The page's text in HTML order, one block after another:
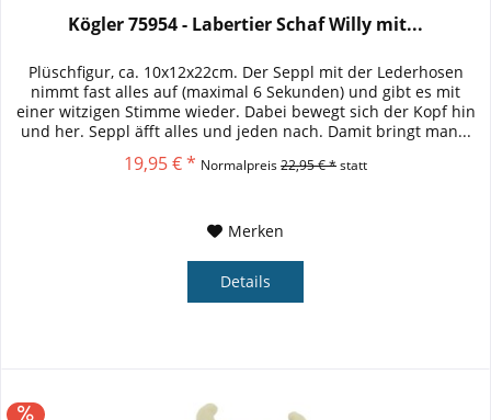
Kögler 75954 - Labertier Schaf Willy mit...
Plüschfigur, ca. 10x12x22cm. Der Seppl mit der Lederhosen
nimmt fast alles auf (maximal 6 Sekunden) und gibt es mit
einer witzigen Stimme wieder. Dabei bewegt sich der Kopf hin
und her. Seppl äfft alles und jeden nach. Damit bringt man...
19,95 € * Normalpreis22,95 € *statt
Merken
Details